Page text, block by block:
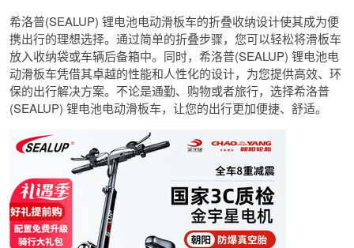
希洛普(SEALUP) 锂电池电动滑板车的折叠收纳设计使其成为便
携出行的理想选择。通过简单的折叠步骤，您可以轻松将滑板车
放入收纳袋或车辆后备箱中。同时，希洛普(SEALUP) 锂电池电
动滑板车凭借其卓越的性能和人性化的设计，为您提供高效、环
保的出行解决方案。不论是通勤、购物或者旅行，选择希洛普
(SEALUP) 锂电池电动滑板车，让您的出行更加便捷、舒适。